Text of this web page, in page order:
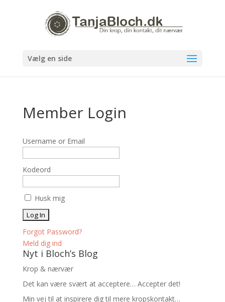
Vælg en side
Member Login
Username or Email
Kodeord
Husk mig
Forgot Password?
Meld dig ind
Nyt i Bloch’s Blog
Krop & nærvær
Det kan være svært at acceptere… Accepter det!
Min vej til at inspirere dig til mere kropskontakt…